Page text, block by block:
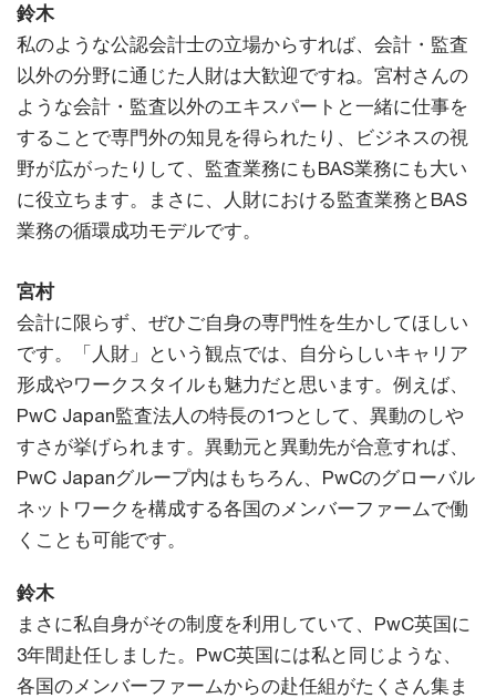
鈴木
私のような公認会計士の立場からすれば、会計・監査
以外の分野に通じた人財は大歓迎ですね。宮村さんの
ような会計・監査以外のエキスパートと一緒に仕事を
することで専門外の知見を得られたり、ビジネスの視
野が広がったりして、監査業務にもBAS業務にも大い
に役立ちます。まさに、人財における監査業務とBAS
業務の循環成功モデルです。
宮村
会計に限らず、ぜひご自身の専門性を生かしてほしい
です。「人財」という観点では、自分らしいキャリア
形成やワークスタイルも魅力だと思います。例えば、
PwC Japan監査法人の特長の1つとして、異動のしや
すさが挙げられます。異動元と異動先が合意すれば、
PwC Japanグループ内はもちろん、PwCのグローバル
ネットワークを構成する各国のメンバーファームで働
くことも可能です。
鈴木
まさに私自身がその制度を利用していて、PwC英国に
3年間赴任しました。PwC英国には私と同じような、
各国のメンバーファームからの赴任組がたくさん集ま